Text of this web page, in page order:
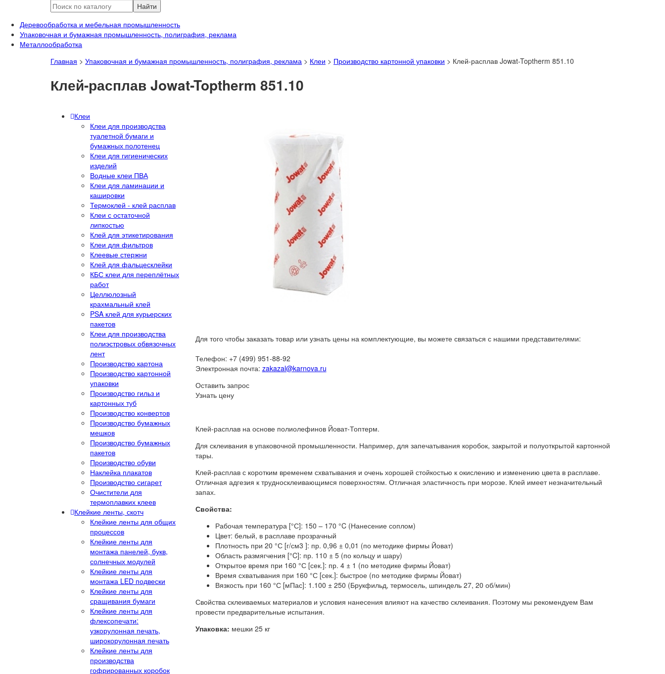
Найти
Деревообработка и мебельная промышленность
Упаковочная и бумажная промышленность, полиграфия, реклама
Металлообработка
Главная > Упаковочная и бумажная промышленность, полиграфия, реклама > Клеи > Производство картонной упаковки > Клей-расплав Jowat-Toptherm 851.10
Клей-расплав Jowat-Toptherm 851.10
Клеи
Клеи для производства
туалетной бумаги и
бумажных полотенец
Клеи для гигиенических
изделий
Водные клеи ПВА
Клеи для ламинации и
кашировки
Термоклей - клей расплав
Клеи с остаточной
липкостью
Клей для этикетирования
Клеи для фильтров
Клеевые стержни
Клей для фальцесклейки
КБС клеи для переплётных
работ
Целлюлозный
крахмальный клей
PSA клей для курьерских
пакетов
Клеи для производства
полиэстровых обвязочных
лент
Производство картона
Производство картонной
упаковки
Производство гильз и
картонных туб
Производство конвертов
Производство бумажных
мешков
Производство бумажных
пакетов
Производство обуви
Наклейка плакатов
Производство сигарет
Очистители для
термоплавких клеев
Клейкие ленты, скотч
Клейкие ленты для общих
процессов
Клейкие ленты для
монтажа панелей, букв,
солнечных модулей
Клейкие ленты для
монтажа LED подвески
Клейкие ленты для
сращивания бумаги
Клейкие ленты для
флексопечати:
узкорулонная печать,
широкорулонная печать
Клейкие ленты для
производства
гофрированных коробок
Для того чтобы заказать товар или узнать цены на комплектующие, вы можете связаться с нашими представителями:
Телефон: +7 (499) 951-88-92
Электронная почта: zakazal@karnova.ru
Оставить запрос
Узнать цену
Клей-расплав на основе полиолефинов Йоват-Топтерм.
Для склеивания в упаковочной промышленности. Например, для запечатывания коробок, закрытой и полуоткрытой картонной
тары.
Клей-расплав с коротким временем схватывания и очень хорошей стойкостью к окислению и изменению цвета в расплаве.
Отличная адгезия к трудносклеивающимся поверхностям. Отличная эластичность при морозе. Клей имеет незначительный
запах.
Свойства:
Рабочая температура [°С]: 150 – 170 °C (Нанесение соплом)
Цвет: белый, в расплаве прозрачный
Плотность при 20 °С [г/см3 ]: пр. 0,96 ± 0,01 (по методике фирмы Йоват)
Область размягчения [°C]: пр. 110 ± 5 (по кольцу и шару)
Открытое время при 160 °С [сек.]: пр. 4 ± 1 (по методике фирмы Йоват)
Время схватывания при 160 °С [сек.]: быстрое (по методике фирмы Йоват)
Вязкость при 160 °С [мПас]: 1.100 ± 250 (Брукфильд, термосель, шпиндель 27, 20 об/мин)
Свойства склеиваемых материалов и условия нанесения влияют на качество склеивания. Поэтому мы рекомендуем Вам
провести предварительные испытания.
Упаковка: мешки 25 кг